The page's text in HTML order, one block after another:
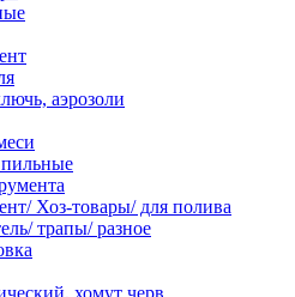
аэрозоли
Хоз-товары/ для полива
трапы/ разное
хомут черв